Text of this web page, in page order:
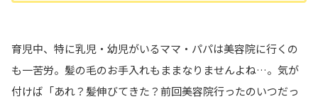
育児中、特に乳児・幼児がいるママ・パパは美容院に行くの
も一苦労。髪の毛のお手入れもままなりませんよね…。気が
付けば「あれ？髪伸びてきた？前回美容院行ったのいつだっ